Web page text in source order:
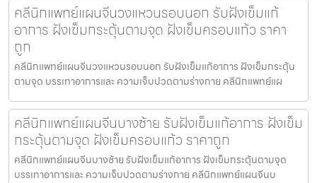
คลีนิกแพทย์แผนจีนวงแหวนรอบนอก รับฝังเข็มแก้
อาการ ฝังเข็มกระตุ้นตามจุด ฝังเข็มครอบแก้ว ราคา
ถูก
คลีนิกแพทย์แผนจีนวงแหวนรอบนอก รับฝังเข็มแก้อาการ ฝังเข็มกระตุ้น
ตามจุด บรรเทาอาการและ ความเจ็บปวดตามร่างกาย คลีนิกแพทย์แผ
คลีนิกแพทย์แผนจีนบางซ้าย รับฝังเข็มแก้อาการ ฝังเข็ม
กระตุ้นตามจุด ฝังเข็มครอบแก้ว ราคาถูก
คลีนิกแพทย์แผนจีนบางซ้าย รับฝังเข็มแก้อาการ ฝังเข็มกระตุ้นตามจุด
บรรเทาอาการและ ความเจ็บปวดตามร่างกาย คลีนิกแพทย์แผนจีนบ